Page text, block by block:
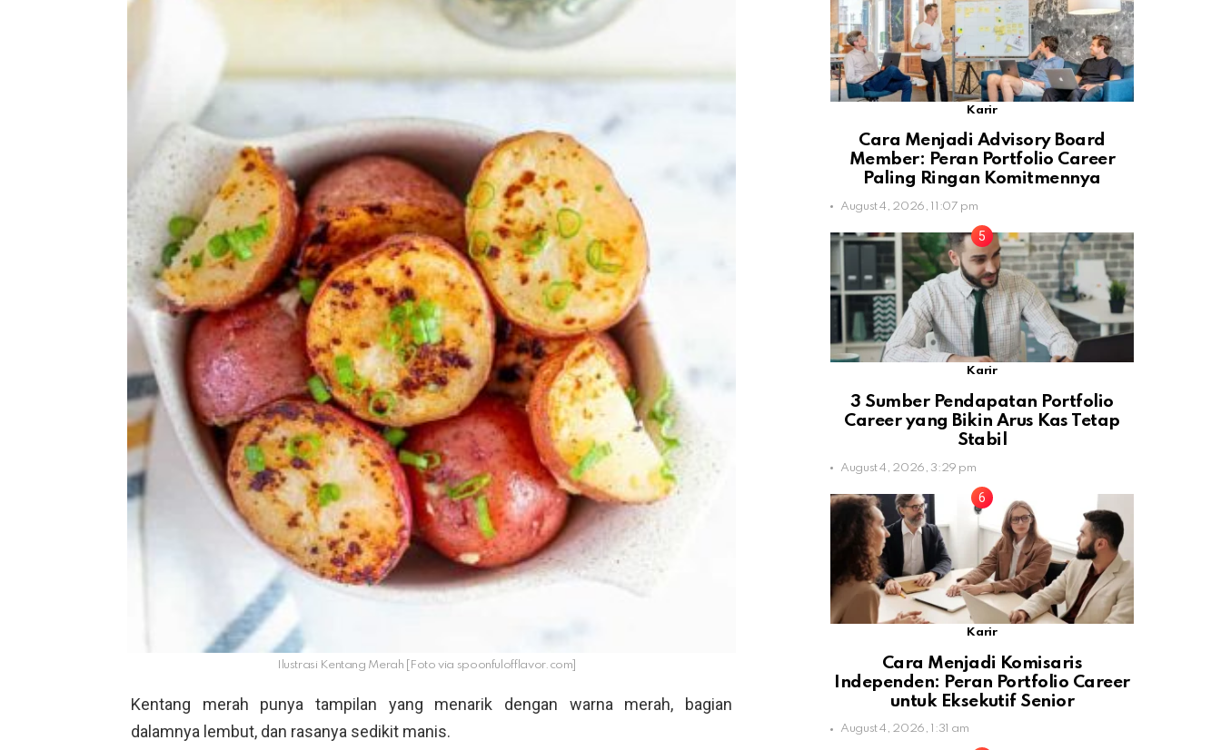
Ilustrasi Kentang Merah [Foto via spoonfulofflavor.com]
Kentang merah punya tampilan yang menarik dengan warna merah, bagian
dalamnya lembut, dan rasanya sedikit manis.
Karir
Cara Menjadi Advisory Board
Member: Peran Portfolio Career
Paling Ringan Komitmennya
August 4, 2026, 11:07 pm
Karir
3 Sumber Pendapatan Portfolio
Career yang Bikin Arus Kas Tetap
Stabil
August 4, 2026, 3:29 pm
Karir
Cara Menjadi Komisaris
Independen: Peran Portfolio Career
untuk Eksekutif Senior
August 4, 2026, 1:31 am